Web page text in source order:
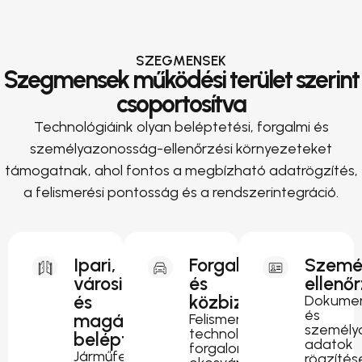
SZEGMENSEK
Szegmensek működési terület szerint
csoportosítva
Technológiáink olyan beléptetési, forgalmi és
személyazonosság-ellenőrzési környezeteket
támogatnak, ahol fontos a megbízható adatrögzítés,
a felismerési pontosság és a rendszerintegráció.
Ipari,
városi
és
magánterületi
beléptetés
Járműfelismerés
Forgalomirányítás
és
közbiztonság
Felismerési
technológia
forgalomfigyeléshez,
és
adatok